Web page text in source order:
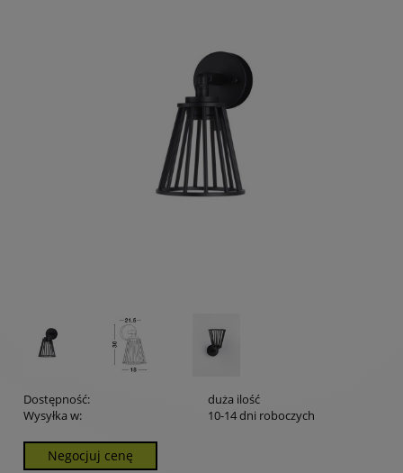
Dostępność:
duża ilość
Wysyłka w:
10-14 dni roboczych
Negocjuj cenę